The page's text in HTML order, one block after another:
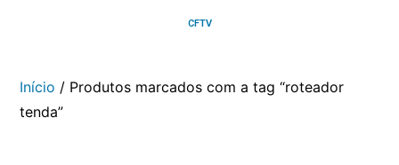
CFTV
Início / Produtos marcados com a tag “roteador
tenda”